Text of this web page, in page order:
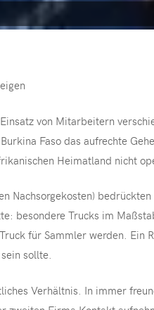
von Mitarbeitern
Faso das aufrechte
Heimatland nicht
Nachsorgekosten)
besondere Trucks im
für Sammler werden. Ein
sollte.
Verhältnis. In immer